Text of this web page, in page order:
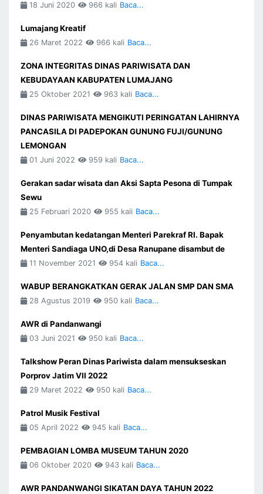
18 Juni 2020 966 kali Baca...
Lumajang Kreatif
26 Maret 2022 966 kali Baca...
ZONA INTEGRITAS DINAS PARIWISATA DAN
KEBUDAYAAN KABUPATEN LUMAJANG
25 Oktober 2021 963 kali Baca...
DINAS PARIWISATA MENGIKUTI PERINGATAN LAHIRNYA
PANCASILA DI PADEPOKAN GUNUNG FUJI/GUNUNG
LEMONGAN
01 Juni 2022 959 kali Baca...
Gerakan sadar wisata dan Aksi Sapta Pesona di Tumpak
Sewu
25 Februari 2020 955 kali Baca...
Penyambutan kedatangan Menteri Parekraf RI. Bapak
Menteri Sandiaga UNO,di Desa Ranupane disambut de
11 November 2021 954 kali Baca...
WABUP BERANGKATKAN GERAK JALAN SMP DAN SMA
28 Agustus 2019 950 kali Baca...
AWR di Pandanwangi
03 Juni 2021 950 kali Baca...
Talkshow Peran Dinas Pariwista dalam mensukseskan
Porprov Jatim VII 2022
29 Maret 2022 950 kali Baca...
Patrol Musik Festival
05 April 2022 945 kali Baca...
PEMBAGIAN LOMBA MUSEUM TAHUN 2020
06 Oktober 2020 943 kali Baca...
AWR PANDANWANGI SIKATAN DAYA TAHUN 2022